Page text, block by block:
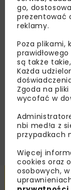
zaproszenia
dedykowane
Zapoznałam/
Regulaminem
podany przeze
handlowej w
go,
prezentować
reklamy.
Poza plikami,
są także
Każda
Zgoda na
wycofać w
nbi med!a z
przypadkach
Więcej
cookies oraz
osobowych,